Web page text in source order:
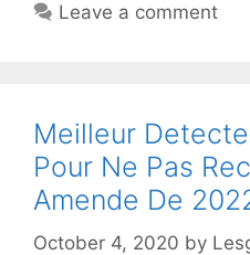
Leave a comment
Meilleur
Pour Ne Pas
Amende De
October 4, 2020 by